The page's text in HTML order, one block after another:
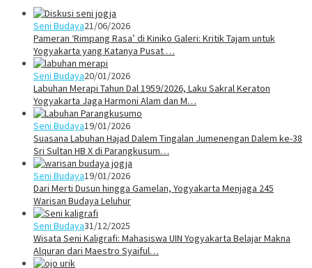
Seni Budaya21/06/2026
Pameran ‘Rimpang Rasa’ di Kiniko Galeri: Kritik Tajam untuk
Yogyakarta yang Katanya Pusat …
Seni Budaya20/01/2026
Labuhan Merapi Tahun Dal 1959/2026, Laku Sakral Keraton
Yogyakarta Jaga Harmoni Alam dan M…
Seni Budaya19/01/2026
Suasana Labuhan Hajad Dalem Tingalan Jumenengan Dalem ke-38
Sri Sultan HB X di Parangkusum…
Seni Budaya19/01/2026
Dari Merti Dusun hingga Gamelan, Yogyakarta Menjaga 245
Warisan Budaya Leluhur
Seni Budaya31/12/2025
Wisata Seni Kaligrafi: Mahasiswa UIN Yogyakarta Belajar Makna
Alquran dari Maestro Syaiful…